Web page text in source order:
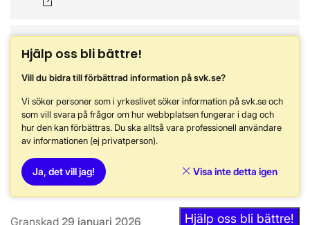
2023-06-09
Hantering av avvikelser i bygg och
underhåll: Tertialrapport 1, 2023
Öppnas i nytt fönster
Visar 5 av 5 dokument
Granskad 29 januari 2026
Hjälp oss bli bättre!
Vill du bidra till förbättrad information på svk.se?
Vi söker personer som i yrkeslivet söker information på svk.se och
som vill svara på frågor om hur webbplatsen fungerar i dag och
hur den kan förbättras. Du ska alltså vara professionell användare
av informationen (ej privatperson).
Ja, det vill jag! Visa inte detta igen
Hjälp oss bli bättre!